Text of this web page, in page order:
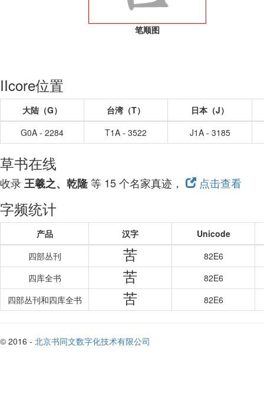
笔顺图
IIcore位置
大陆（G） 台湾（T）
日本（J）
G0A - 2284
T1A - 3522 J1A - 3185
草书在线
收录王羲之、乾隆等 15 个名家真迹， 点击查看
字频统计
产品 汉字
Unicode
四部丛刊
苦
82E6
四库全书
苦
82E6
四部丛刊和四库全书
苦 82E6
© 2016 - 北京书同文数字化技术有限公司